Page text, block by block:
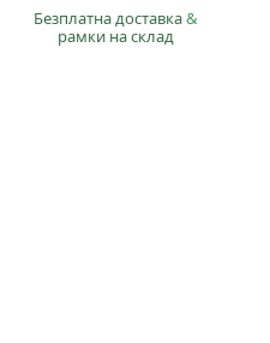
Безплатна доставка&
рамки на склад